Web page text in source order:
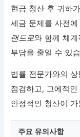
현금 청산 후 귀하
세금 문제를 사전
랜드로와 함께 체
부담을 줄일 수 있
법률 전문가와의
점검하고, 그에적
안정적인 청산이 가
주요 유의사항